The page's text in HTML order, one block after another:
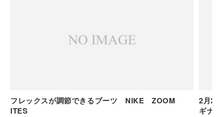
フレックスが調節できるブーツ NIKE ZOOM
ITES
2月
ギナ